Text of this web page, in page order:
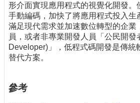
形介面實現應用程式的視覺化開發。
手動編碼，加快了將應用程式投入生
滿足現代需求並加速數位轉型的企業
員，或者非專業開發人員「公民開發
Developer)」，低程式碼開發是傳統
替代方案。
參考